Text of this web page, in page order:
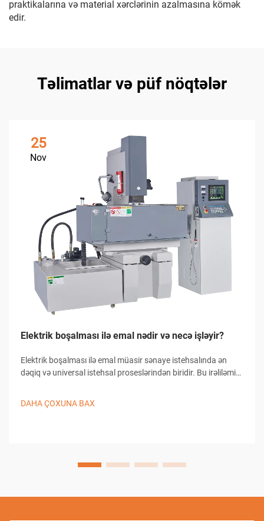
praktikalarına və material xərclərinin azalmasına kömək
edir.
Təlimatlar və püf nöqtələr
25
Nov
Elektrik boşalması ilə emal nədir və necə işləyir?
Elektrik boşalması ilə emal müasir sənaye istehsalında ən
dəqiq və universal istehsal proseslərindən biridir. Bu irəliləmiş
DAHA ÇOXUNA BAX